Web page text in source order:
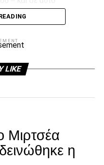
σε όλα τα μέτωπα.
θα είναι απλά μια γεύση
να μετατραπεί σε
γίνει και πάλι
η τεράστια ιστορία
γίνει πράξη.
LIKE
Μιρτσέα
η